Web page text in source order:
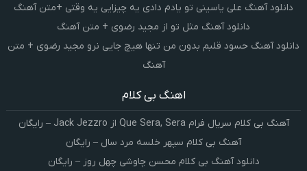
دانلود آهنگ علی یاسینی تو یادم دادی یه چیزایی یه وقتی +متن آهنگ
دانلود آهنگ مثل تو از مجید رضوی + متن آهنگ
دانلود آهنگ حسود قلبم بدون من تنها هیچ جایی نرو مجید رضوی + متن
آهنگ
اهنگ بی کلام
آهنگ بی کلام سریال فرام Que Sera, Sera از Jack Jezzro – رایگان
آهنگ بی کلام سپهر خلسه مرد سال – رایگان
دانلود آهنگ بی کلام محسن چاوشی چهل روز – رایگان